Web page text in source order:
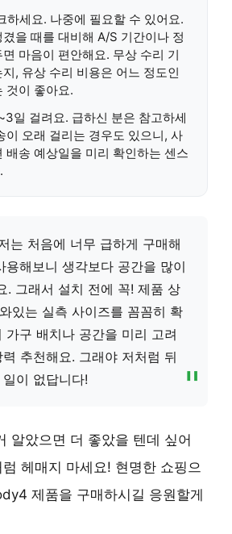
하세요. 나중에 필요할 수 있어요.
을 때를 대비해 A/S 기간이나 정
마음이 편안해요. 무상 수리 기
, 유상 수리 비용은 어느 정도인
것이 좋아요.
일 걸려요. 급하신 분은 참고하세
이 오래 걸리는 경우도 있으니, 사
배송 예상일을 미리 확인하는 센스
는 처음에 너무 급하게 구매해
용해보니 생각보다 공간을 많이
. 그래서 설치 전에 꼭! 제품 상
있는 실측 사이즈를 꼼꼼히 확
가구 배치나 공간을 미리 고려
추천해요. 그래야 저처럼 뒤
이 없답니다!
알았으면 더 좋았을 텐데 싶어
헤매지 마세요! 현명한 쇼핑으
제품을 구매하시길 응원할게